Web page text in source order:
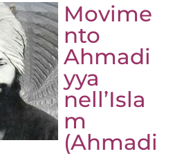
Movime
nto
Ahmadi
yya
nell’Isla
m
(Ahmadi